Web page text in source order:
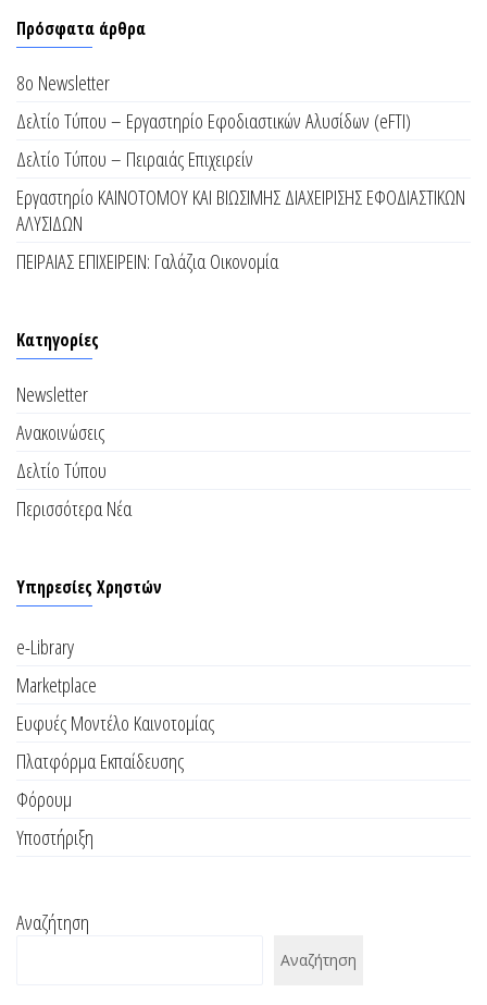
Πρόσφατα άρθρα
8ο Newsletter
Δελτίο Τύπου – Εργαστηρίο Εφοδιαστικών Αλυσίδων (eFTI)
Δελτίο Τύπου – Πειραιάς Επιχειρείν
Εργαστηρίο ΚΑΙΝΟΤΟΜΟΥ ΚΑΙ ΒΙΩΣΙΜΗΣ ΔΙΑΧΕΙΡΙΣΗΣ ΕΦΟΔΙΑΣΤΙΚΩΝ
ΑΛΥΣΙΔΩΝ
ΠΕΙΡΑΙΑΣ ΕΠΙΧΕΙΡΕΙΝ: Γαλάζια Οικονομία
Kατηγορίες
Newsletter
Ανακοινώσεις
Δελτίο Τύπου
Περισσότερα Νέα
Υπηρεσίες Χρηστών
e-Library
Marketplace
Ευφυές Μοντέλο Καινοτομίας
Πλατφόρμα Εκπαίδευσης
Φόρουμ
Υποστήριξη
Αναζήτηση
Αναζήτηση